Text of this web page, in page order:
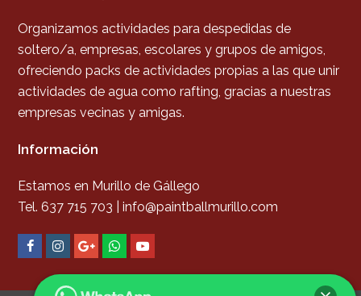
Organizamos actividades para despedidas de
soltero/a, empresas, escolares y grupos de amigos,
ofreciendo packs de actividades propias a las que unir
actividades de agua como rafting, gracias a nuestras
empresas vecinas y amigas.
Información
Estamos en Murillo de Gállego
Tel. 637 715 703 | info@paintballmurillo.com
F
G